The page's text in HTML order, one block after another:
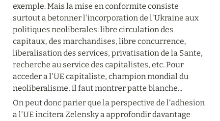
exemple. Mais la mise en conformite consiste
surtout a betonner l'incorporation de l'Ukraine aux
politiques neoliberales: libre circulation des
capitaux, des marchandises, libre concurrence,
liberalisation des services, privatisation de la Sante,
recherche au service des capitalistes, etc. Pour
acceder a l'UE capitaliste, champion mondial du
neoliberalisme, il faut montrer patte blanche...
On peut donc parier que la perspective de l'adhesion
a l'UE incitera Zelensky a approfondir davantage